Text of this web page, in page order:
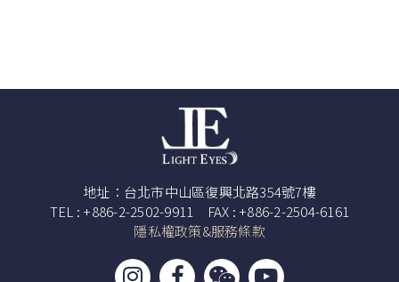
地址：台北市中山區復興北路354號7樓
TEL : +886-2-2502-9911 FAX : +886-2-2504-6161
隱私權政策&服務條款